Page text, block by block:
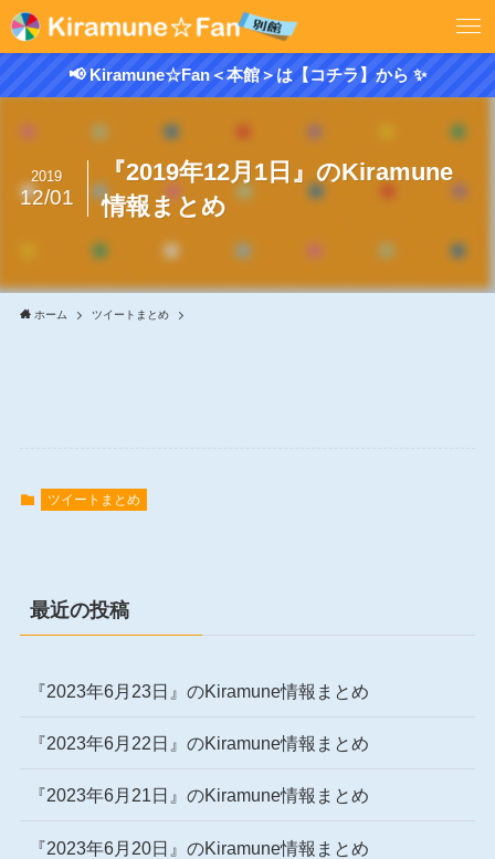
📢 Kiramune☆Fan＜本館＞は【コチラ】から ✨
『2019年12月1日』のKiramune
情報まとめ
2019
12/01
ホーム ツイートまとめ
ツイートまとめ
最近の投稿
『2023年6月23日』のKiramune情報まとめ
『2023年6月22日』のKiramune情報まとめ
『2023年6月21日』のKiramune情報まとめ
『2023年6月20日』のKiramune情報まとめ